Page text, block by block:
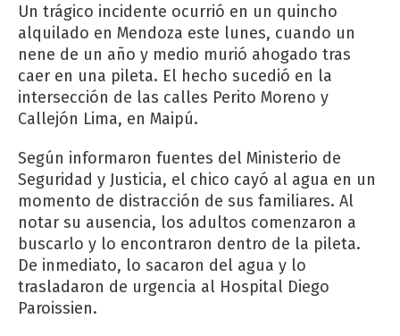
Un trágico incidente ocurrió en un quincho
alquilado en Mendoza este lunes, cuando un
nene de un año y medio murió ahogado tras
caer en una pileta. El hecho sucedió en la
intersección de las calles Perito Moreno y
Callejón Lima, en Maipú.
Según informaron fuentes del Ministerio de
Seguridad y Justicia, el chico cayó al agua en un
momento de distracción de sus familiares. Al
notar su ausencia, los adultos comenzaron a
buscarlo y lo encontraron dentro de la pileta.
De inmediato, lo sacaron del agua y lo
trasladaron de urgencia al Hospital Diego
Paroissien.